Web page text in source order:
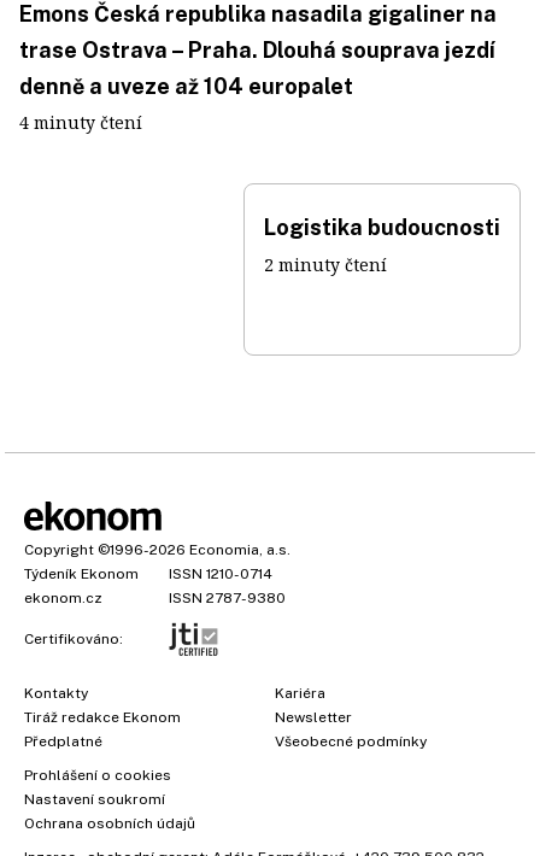
Emons Česká republika nasadila gigaliner na
trase Ostrava – Praha. Dlouhá souprava jezdí
denně a uveze až 104 europalet
4 minuty čtení
Logistika budoucnosti
2 minuty čtení
Copyright ©1996-2026 Economia, a.s.
Týdeník Ekonom
ISSN 1210-0714
ekonom.cz
ISSN 2787-9380
Certifikováno:
Kontakty
Tiráž redakce Ekonom
Předplatné
Kariéra
Newsletter
Všeobecné podmínky
Prohlášení o cookies
Nastavení soukromí
Ochrana osobních údajů